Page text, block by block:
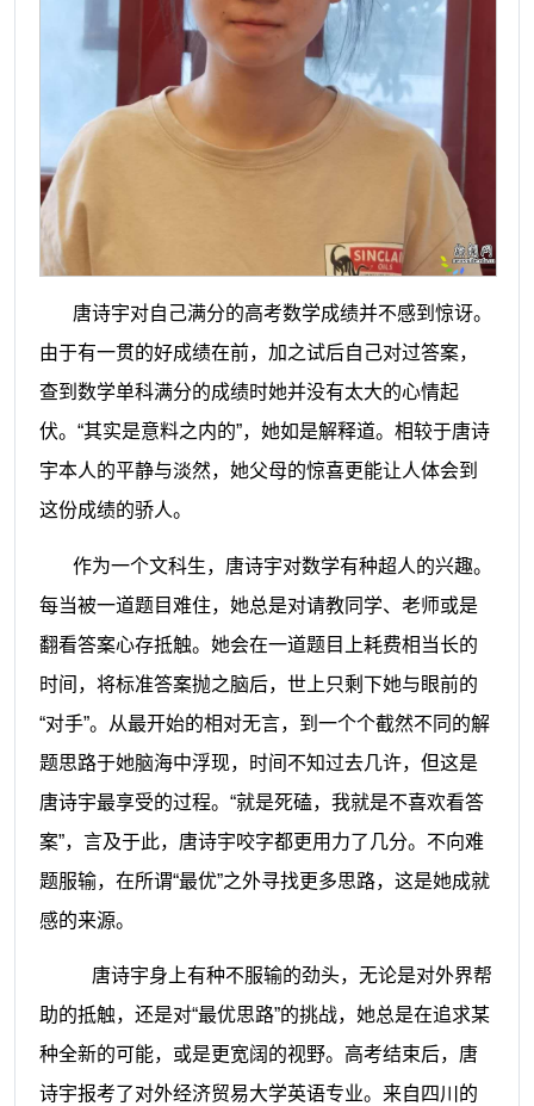
唐诗宇对自己满分的高考数学成绩并不感到惊讶。
由于有一贯的好成绩在前，加之试后自己对过答案，
查到数学单科满分的成绩时她并没有太大的心情起
伏。“其实是意料之内的”，她如是解释道。相较于唐诗
宇本人的平静与淡然，她父母的惊喜更能让人体会到
这份成绩的骄人。
作为一个文科生，唐诗宇对数学有种超人的兴趣。
每当被一道题目难住，她总是对请教同学、老师或是
翻看答案心存抵触。她会在一道题目上耗费相当长的
时间，将标准答案抛之脑后，世上只剩下她与眼前的
“对手”。从最开始的相对无言，到一个个截然不同的解
题思路于她脑海中浮现，时间不知过去几许，但这是
唐诗宇最享受的过程。“就是死磕，我就是不喜欢看答
案”，言及于此，唐诗宇咬字都更用力了几分。不向难
题服输，在所谓“最优”之外寻找更多思路，这是她成就
感的来源。
唐诗宇身上有种不服输的劲头，无论是对外界帮
助的抵触，还是对“最优思路”的挑战，她总是在追求某
种全新的可能，或是更宽阔的视野。高考结束后，唐
诗宇报考了对外经济贸易大学英语专业。来自四川的